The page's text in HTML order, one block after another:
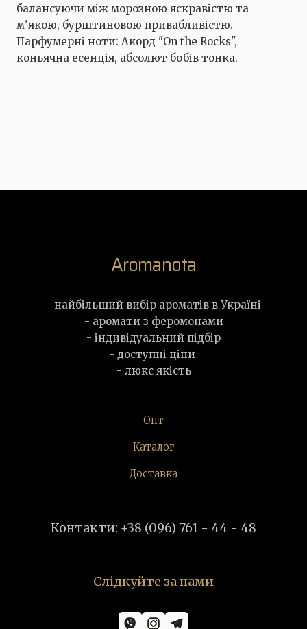
балансуючи між морозною яскравістю та
м'якою, бурштиновою привабливістю.
Парфумерні ноти: Акорд "On the Rocks",
коньячна есенція, абсолют бобів тонка.
Aromanota
- найбільший вибір ароматів в Україні
- аромати з феромонами
- індивідуальний підбір
- доступні ціни
- люкс якість
Опт
Каталог
Доставка
Контакти: +38 (096) 761 - 44 - 48
Слідкуйте за нами